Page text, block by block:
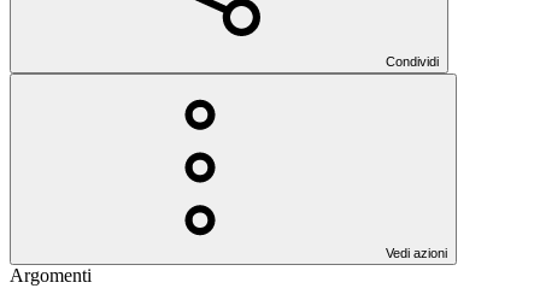
Condividi
Vedi azioni
Argomenti